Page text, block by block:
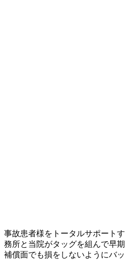
事故患者様をトータルサポート
務所と当院がタッグを組んで早
補償面でも損をしないようにバッ